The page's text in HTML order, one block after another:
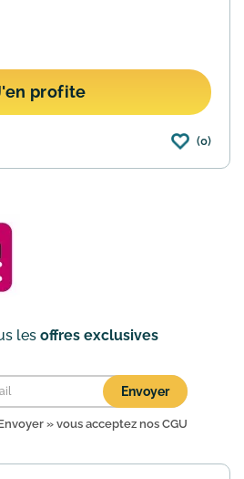
profite
d'une valeur supérieure
pour vous ...
(0)
les offres exclusives
Envoyer
» vous acceptez nos CGU